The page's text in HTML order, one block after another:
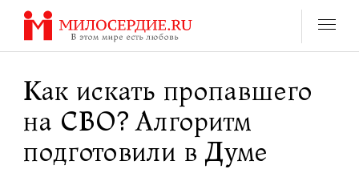
Перейти
содержанию
Как искать пропавшего
на СВО? Алгоритм
подготовили в Думе